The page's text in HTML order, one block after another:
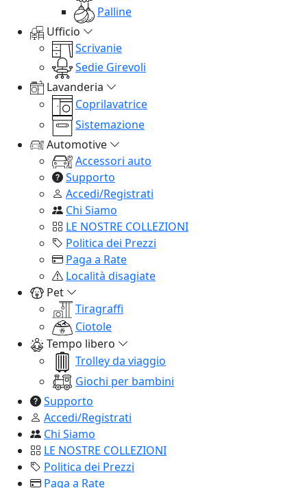
Palline
Ufficio
Scrivanie
Sedie Girevoli
Lavanderia
Coprilavatrice
Sistemazione
Automotive
Accessori auto
Supporto
Accedi/Registrati
Chi Siamo
LE NOSTRE COLLEZIONI
Politica dei Prezzi
Paga a Rate
Località disagiate
Pet
Tiragraffi
Ciotole
Tempo libero
Trolley da viaggio
Giochi per bambini
Supporto
Accedi/Registrati
Chi Siamo
LE NOSTRE COLLEZIONI
Politica dei Prezzi
Paga a Rate